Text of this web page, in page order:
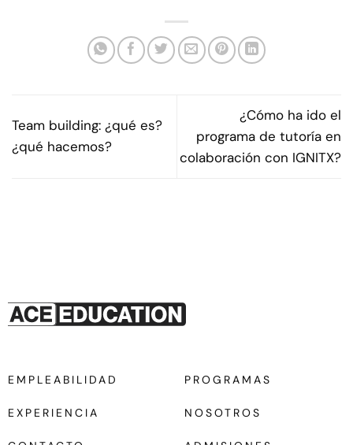
Team building: ¿qué es?
¿qué hacemos?
¿Cómo ha ido el
programa de tutoría en
colaboración con IGNITX?
PROGRAMAS
NOSOTROS
EMPLEABILIDAD
EXPERIENCIA